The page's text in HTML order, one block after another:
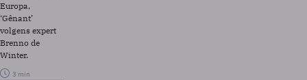
Europa,
‘Gênant’
volgens expert
Brenno de
Winter.
3 min